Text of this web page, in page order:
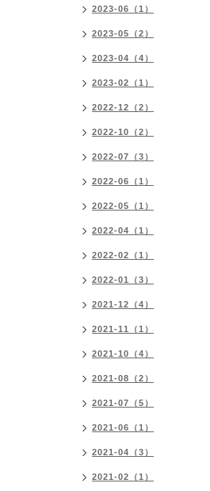
2023-06（1）
2023-05（2）
2023-04（4）
2023-02（1）
2022-12（2）
2022-10（2）
2022-07（3）
2022-06（1）
2022-05（1）
2022-04（1）
2022-02（1）
2022-01（3）
2021-12（4）
2021-11（1）
2021-10（4）
2021-08（2）
2021-07（5）
2021-06（1）
2021-04（3）
2021-02（1）